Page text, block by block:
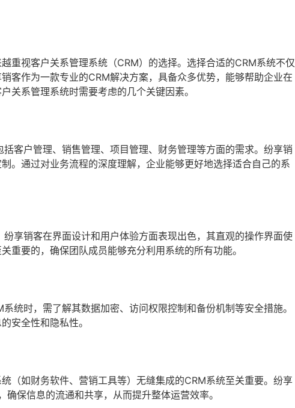
重视客户关系管理系统（CRM）的选择。选择合适的CRM系统不仅
客作为一款专业的CRM解决方案，具备众多优势，能够帮助企业在
关系管理系统时需要考虑的几个关键因素。
客户管理、销售管理、项目管理、财务管理等方面的需求。纷享销
。通过对业务流程的深度理解，企业能够更好地选择适合自己的系
享销客在界面设计和用户体验方面表现出色，其直观的操作界面使
重要的，确保团队成员能够充分利用系统的所有功能。
统时，需了解其数据加密、访问权限控制和备份机制等安全措施。
安全性和隐私性。
（如财务软件、营销工具等）无缝集成的CRM系统至关重要。纷享
保信息的流通和共享，从而提升整体运营效率。